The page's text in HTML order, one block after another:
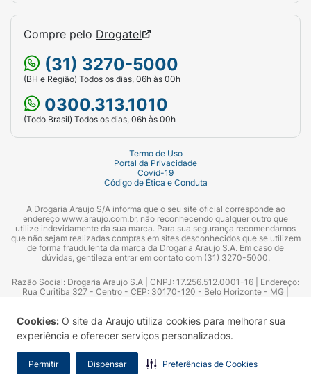
Cookies: O site da Araujo utiliza cookies para melhorar sua
experiência e oferecer serviços personalizados.
Permitir Dispensar Preferências de Cookies
Compre pelo Drogatel
(31) 3270-5000
(BH e Região) Todos os dias, 06h às 00h
0300.313.1010
(Todo Brasil) Todos os dias, 06h às 00h
Termo de Uso
Portal da Privacidade
Covid-19
Código de Ética e Conduta
A Drogaria Araujo S/A informa que o seu site oficial corresponde ao
endereço www.araujo.com.br, não reconhecendo qualquer outro que
utilize indevidamente da sua marca. Para sua segurança recomendamos
que não sejam realizadas compras em sites desconhecidos que se utilizem
de forma fraudulenta da marca da Drogaria Araujo S.A. Em caso de
dúvidas, gentileza entrar em contato com (31) 3270-5000.
Razão Social: Drogaria Araujo S.A | CNPJ: 17.256.512.0001-16 | Endereço:
Rua Curitiba 327 - Centro - CEP: 30170-120 - Belo Horizonte - MG |
Azevedo Guimarães – CRF 10.965 | Yasmin Silva Alvarenga – CRF 52.584 -
Consultor substituto: Thiago Aguiar Pinheiro - CRF Nº 13.748. Alvará
Sanitário: 2025020713 | Autorização de Funcionamento da Empresa (AFE):